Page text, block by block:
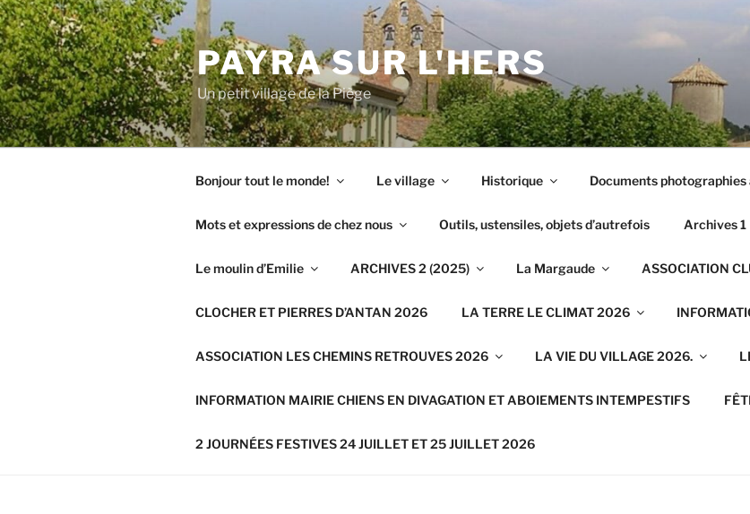
Aller
au
contenu
principal
PAYRA SUR L'HERS
Un petit village de la Piège
Bonjour tout le monde! Le village Historique Documents photographies
Mots et expressions de chez nous Outils, ustensiles, objets d’autrefois Archives 1
Le moulin d’Emilie ARCHIVES 2 (2025) La Margaude ASSOCIATION
CLOCHER ET PIERRES D’ANTAN 2026 LA TERRE LE CLIMAT 2026
ASSOCIATION LES CHEMINS RETROUVES 2026 LA VIE DU VILLAGE 2026.
INFORMATION MAIRIE CHIENS EN DIVAGATION ET ABOIEMENTS INTEMPESTIFS
2 JOURNÉES FESTIVES 24 JUILLET ET 25 JUILLET 2026